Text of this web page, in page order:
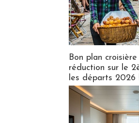
Bon plan
réduction sur le
les départs 2026